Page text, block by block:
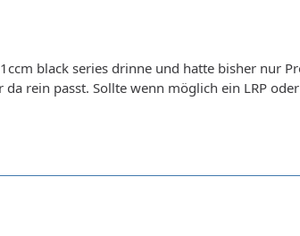
black series drinne und hatte bisher nur
rein passt. Sollte wenn möglich ein LRP